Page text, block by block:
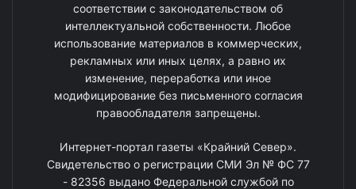
соответствии с законодательством об
интеллектуальной собственности. Любое
использование материалов в коммерческих,
рекламных или иных целях, а равно их
изменение, переработка или иное
модифицирование без письменного согласия
правообладателя запрещены.
Интернет-портал газеты «Крайний Север».
Свидетельство о регистрации СМИ Эл № ФС 77
- 82356 выдано Федеральной службой по